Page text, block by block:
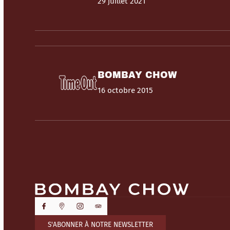
BOMBAY CHOW
16 octobre 2015
S'ABONNER À NOTRE NEWSLETTER